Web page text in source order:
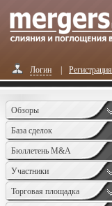
Логин Регистрация
Обзоры
База сделок
Бюллетень M&A
Monthly
Участники
Торговая площадка